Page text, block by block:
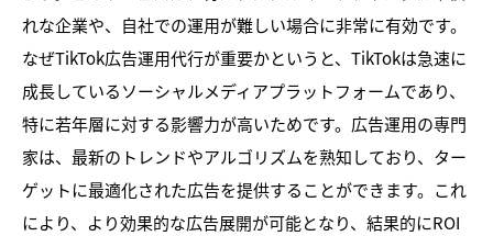
れな企業や、自社での運用が難しい場合に非常に有効です。
なぜTikTok広告運用代行が重要かというと、TikTokは急速に
成長しているソーシャルメディアプラットフォームであり、
特に若年層に対する影響力が高いためです。広告運用の専門
家は、最新のトレンドやアルゴリズムを熟知しており、ター
ゲットに最適化された広告を提供することができます。これ
により、より効果的な広告展開が可能となり、結果的にROI